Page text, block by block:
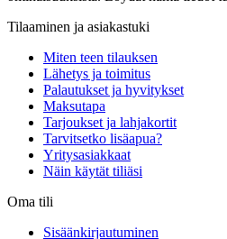
Tilaaminen ja asiakastuki
Miten teen tilauksen
Lähetys ja toimitus
Palautukset ja hyvitykset
Maksutapa
Tarjoukset ja lahjakortit
Tarvitsetko lisäapua?
Yritysasiakkaat
Näin käytät tiliäsi
Oma tili
Sisäänkirjautuminen